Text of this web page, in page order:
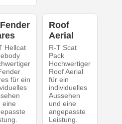
Hellcat
für ein
eine
Roof
Aerial
R-T Scat
Pack
Hochwertiger
Roof Aerial
für ein
individuelles
Aussehen
und eine
angepasste
Leistung.